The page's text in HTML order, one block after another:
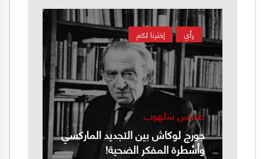
إخترنا لكم رأي
طنوس شلهوب
جورج لوكاش بين التجديد الماركسي
وأسْطرة المفكر الضحية!